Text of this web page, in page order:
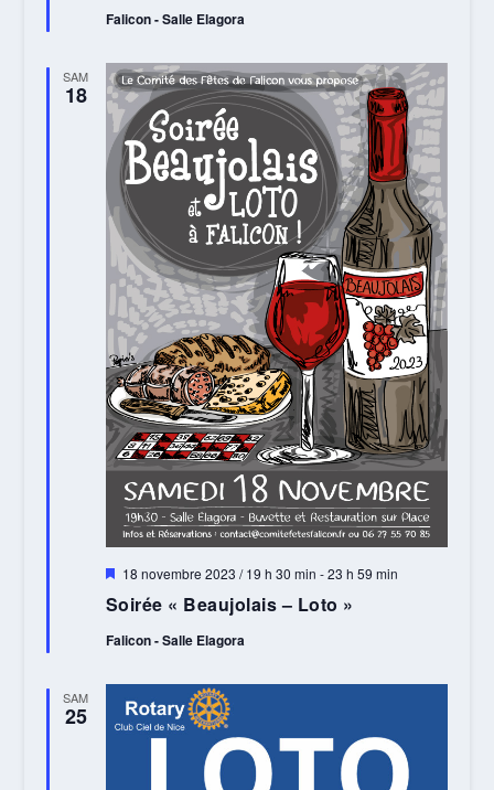
Falicon - Salle Elagora
SAM
18
Soirée « Beaujolais – Loto »
Mis
avant
18 novembre 2023 / 19 h 30 min -23 h 59 min
Falicon - Salle Elagora
SAM
25